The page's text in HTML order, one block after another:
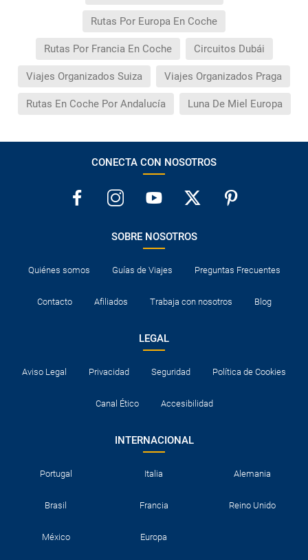
Rutas Por Europa En Coche
Rutas Por Francia En Coche Circuitos Dubái
Viajes Organizados Suiza Viajes Organizados Praga
Rutas En Coche Por Andalucía Luna De Miel Europa
CONECTA CON NOSOTROS
SOBRE NOSOTROS
Quiénes somos Guías de Viajes Preguntas Frecuentes
Contacto Afiliados Trabaja con nosotros Blog
LEGAL
Aviso Legal Privacidad Seguridad Política de Cookies
Canal Ético Accesibilidad
INTERNACIONAL
Portugal Italia Alemania
Brasil Francia Reino Unido
México Europa